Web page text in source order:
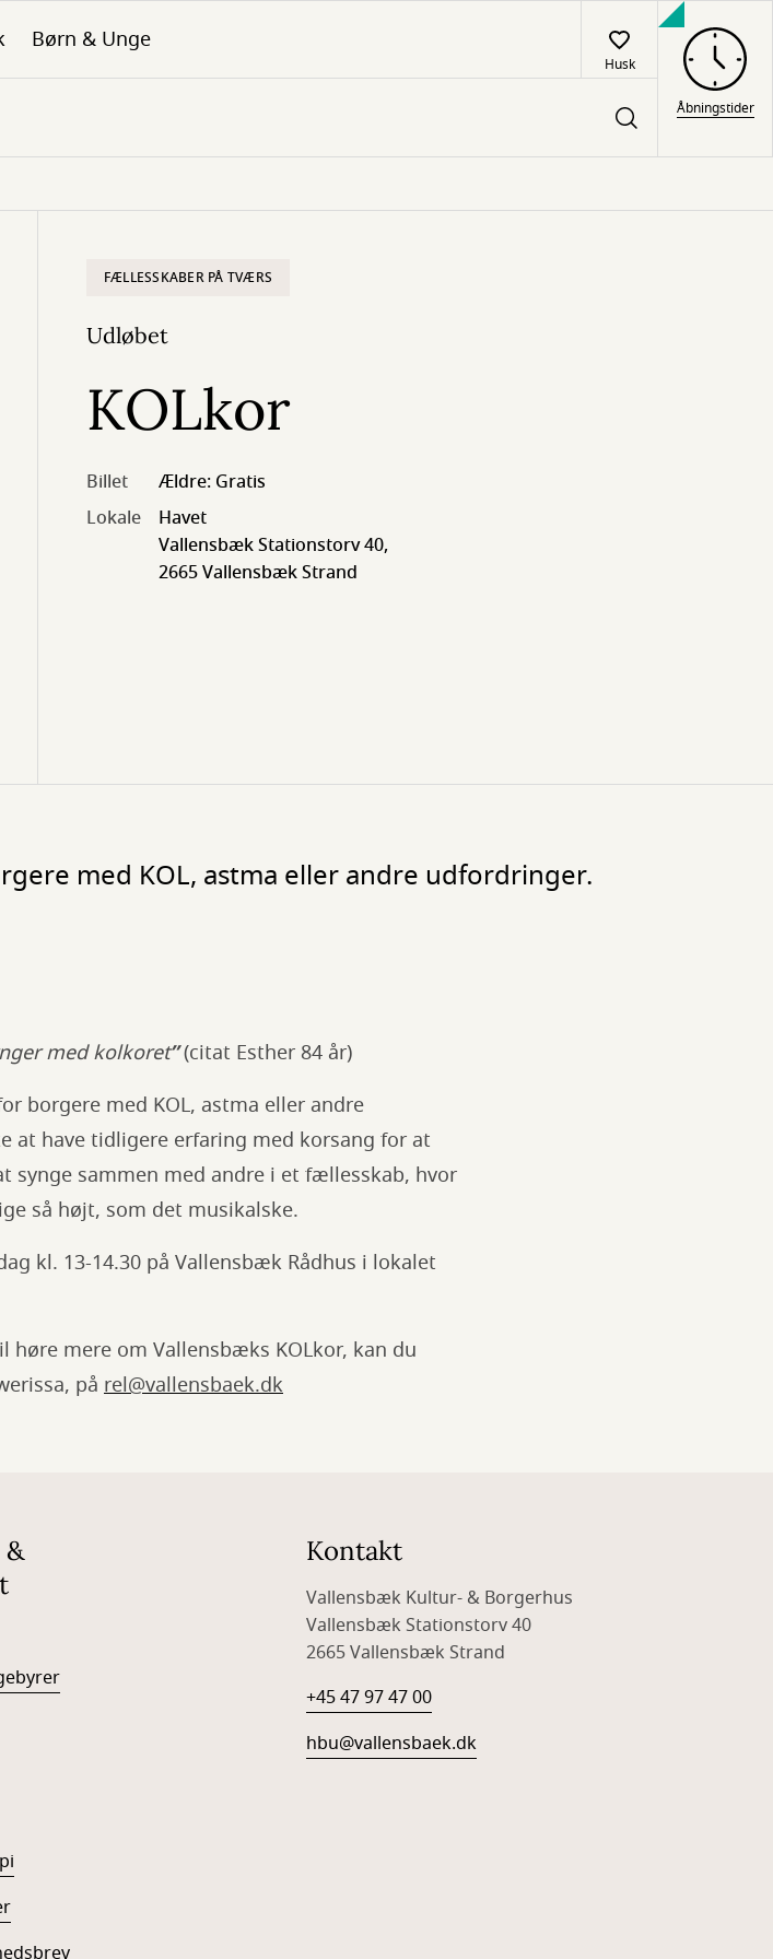
Børn & Unge
Husk
Åbningstider
FÆLLESSKABER PÅ TVÆRS
Udløbet
KOLkor
Billet
Ældre: Gratis
Lokale
Havet
Vallensbæk Stationstorv 40,
2665 Vallensbæk Strand
med KOL, astma eller andre udfordringer.
med kolkoret”(citat Esther 84 år)
borgere med KOL, astma eller andre
at have tidligere erfaring med korsang for at
synge sammen med andre i et fællesskab, hvor
så højt, som det musikalske.
kl. 13-14.30 på Vallensbæk Rådhus i lokalet
mere om Vallensbæks KOLkor, kan du
på rel@vallensbaek.dk
Kontakt
Vallensbæk Kultur- & Borgerhus
Vallensbæk Stationstorv 40
2665 Vallensbæk Strand
+45 47 97 47 00
hbu@vallensbaek.dk